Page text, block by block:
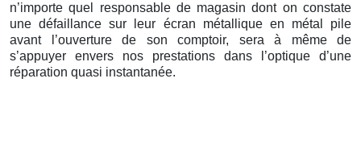
n’importe quel responsable de magasin dont on constate
une défaillance sur leur écran métallique en métal pile
avant l’ouverture de son comptoir, sera à même de
s’appuyer envers nos prestations dans l’optique d’une
réparation quasi instantanée.